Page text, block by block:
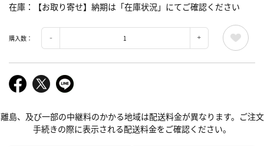
在庫 【お取り寄せ】納期は「在庫状況」にてご確認ください
購入数：
離島、及び一部の中継料のかかる地域は配送料金が異なります。ご注文
手続きの際に表示される配送料金をご確認ください。